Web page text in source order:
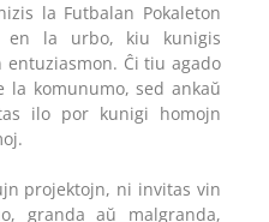
la Futbalan Pokaleton
en la urbo, kiu kunigis
Ĉi tiu agado
komunumo, sed ankaŭ
ilo por kunigi homojn
projektojn, ni invitas vin
granda aŭ malgranda,